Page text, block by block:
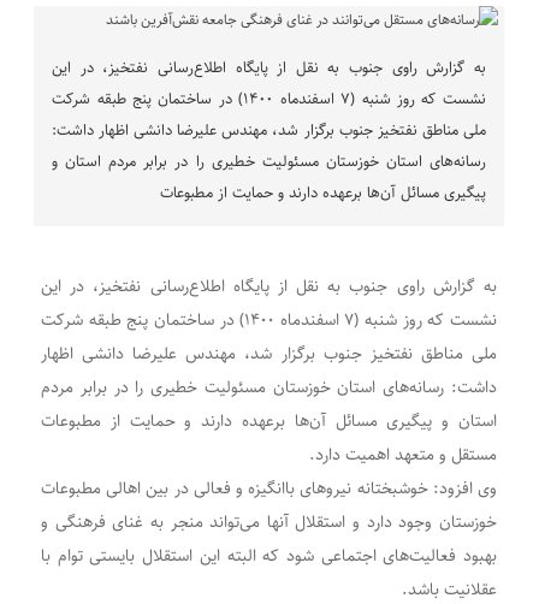
به گزارش راوی جنوب به نقل از پایگاه اطلاع‌رسانی نفتخیز، در این
نشست که روز شنبه (۷ اسفندماه ۱۴۰۰) در ساختمان پنج طبقه شرکت
ملی مناطق نفتخیز جنوب برگزار شد، مهندس علیرضا دانشی اظهار داشت:
رسانه‌های استان خوزستان مسئولیت خطیری را در برابر مردم استان و
پیگیری مسائل آن‌ها برعهده دارند و حمایت از مطبوعات
به گزارش راوی جنوب به نقل از پایگاه اطلاع‌رسانی نفتخیز، در این
نشست که روز شنبه (۷ اسفندماه ۱۴۰۰) در ساختمان پنج طبقه شرکت
ملی مناطق نفتخیز جنوب برگزار شد، مهندس علیرضا دانشی اظهار
داشت: رسانه‌های استان خوزستان مسئولیت خطیری را در برابر مردم
استان و پیگیری مسائل آن‌ها برعهده دارند و حمایت از مطبوعات
مستقل و متعهد اهمیت دارد.
وی افزود: خوشبختانه نیرو‌های باانگیزه‌ و فعالی در بین اهالی مطبوعات
خوزستان وجود دارد و استقلال آنها می‌تواند منجر به غنای فرهنگی و
بهبود فعالیت‌های اجتماعی شود که البته این استقلال بایستی توام با
عقلانیت باشد.